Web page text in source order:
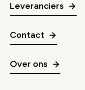
Leveranciers
Contact
Over ons